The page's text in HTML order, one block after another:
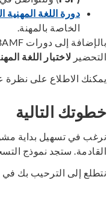
دورة اللغة المهنية
الخاصة بالمهنة
بالإضافة إلى دورات
التحضير لاختبار اللغة
يمكنك الاطلاع على
خطوتك التالية
نرغب في تسهيل بداية
القادمة. ستجد نموذج
نتطلع إلى الترحيب بك في